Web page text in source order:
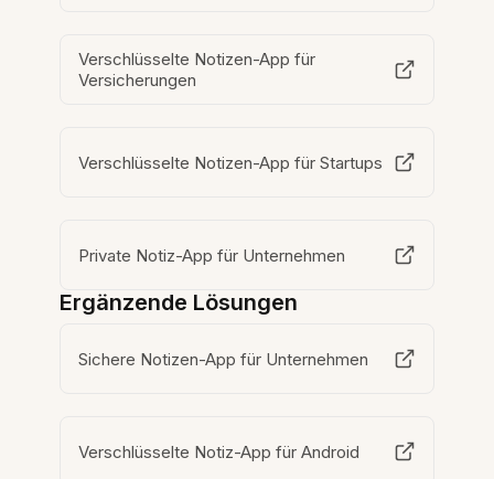
Verschlüsselte Notizen-App für
Versicherungen
Verschlüsselte Notizen-App für Startups
Private Notiz-App für Unternehmen
Ergänzende Lösungen
Sichere Notizen-App für Unternehmen
Verschlüsselte Notiz-App für Android